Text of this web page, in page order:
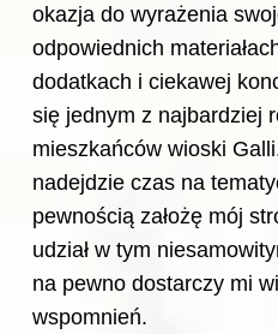
okazja do wyrażenia
odpowiednich
dodatkach i ciekawej
się jednym z najbardziej
mieszkańców wioski
nadejdzie czas na
pewnością założę mój
udział w tym
na pewno dostarczy mi
wspomnień.